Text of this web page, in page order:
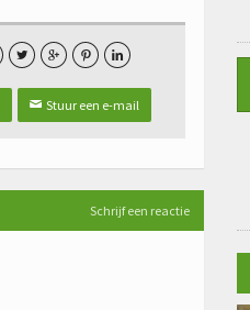
   
✉ Stuur een e-mail
Schrijf een reactie